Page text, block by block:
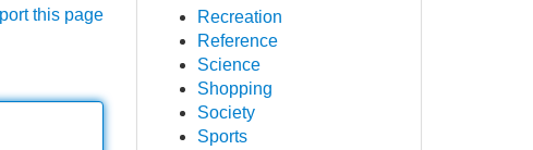
this page
Recreation
Reference
Science
Shopping
Society
Sports